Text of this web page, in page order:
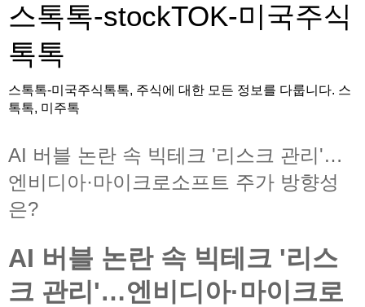
스톡톡-stockTOK-미국주식
톡톡
스톡톡-미국주식톡톡, 주식에 대한 모든 정보를 다룹니다. 스
톡톡, 미주톡
AI 버블 논란 속 빅테크 '리스크 관리'…
엔비디아·마이크로소프트 주가 방향성
은?
AI 버블 논란 속 빅테크 '리스
크 관리'…엔비디아·마이크로